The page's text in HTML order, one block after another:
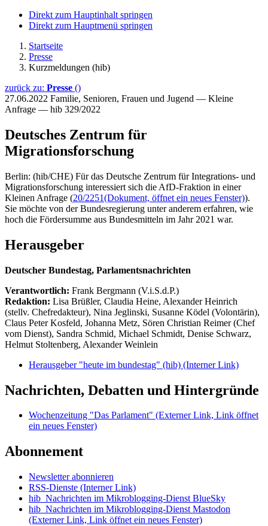
Direkt zum Hauptinhalt springen
Direkt zum Hauptmenü springen
Startseite
Presse
Kurzmeldungen (hib)
zurück zu: Presse ()
27.06.2022 Familie, Senioren, Frauen und Jugend — Kleine
Anfrage — hib 329/2022
Deutsches Zentrum für
Migrationsforschung
Berlin: (hib/CHE) Für das Deutsche Zentrum für Integrations- und
Migrationsforschung interessiert sich die AfD-Fraktion in einer
Kleinen Anfrage (20/2251(Dokument, öffnet ein neues Fenster)).
Sie möchte von der Bundesregierung unter anderem erfahren, wie
hoch die Fördersumme aus Bundesmitteln im Jahr 2021 war.
Herausgeber
Deutscher Bundestag, Parlamentsnachrichten
Verantwortlich: Frank Bergmann (V.i.S.d.P.)
Redaktion: Lisa Brüßler, Claudia Heine, Alexander Heinrich
(stellv. Chefredakteur), Nina Jeglinski, Susanne Ködel (Volontärin),
Claus Peter Kosfeld, Johanna Metz, Sören Christian Reimer (Chef
vom Dienst), Sandra Schmid, Michael Schmidt, Denise Schwarz,
Helmut Stoltenberg, Alexander Weinlein
Herausgeber "heute im bundestag" (hib) (Interner Link)
Nachrichten, Debatten und Hintergründe
Wochenzeitung "Das Parlament" (Externer Link, Link öffnet
ein neues Fenster)
Abonnement
Newsletter abonnieren
RSS-Dienste (Interner Link)
hib_Nachrichten im Mikroblogging-Dienst BlueSky
hib_Nachrichten im Mikroblogging-Dienst Mastodon
(Externer Link, Link öffnet ein neues Fenster)